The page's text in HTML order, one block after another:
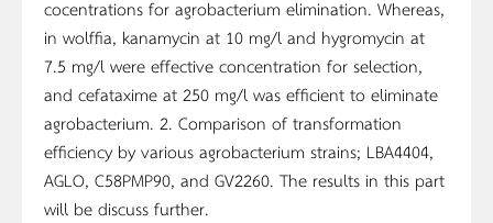
cocentrations for agrobacterium elimination. Whereas,
in wolffia, kanamycin at 10 mg/l and hygromycin at
7.5 mg/l were effective concentration for selection,
and cefataxime at 250 mg/l was efficient to eliminate
agrobacterium. 2. Comparison of transformation
efficiency by various agrobacterium strains; LBA4404,
AGLO, C58PMP90, and GV2260. The results in this part
will be discuss further.